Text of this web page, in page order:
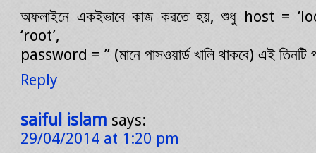
অফলাইনে একইভাবে কাজ করতে হয়, শুধু host =
‘root’,
password = ” (মানে পাসওয়ার্ড খালি থাকবে) এই তিনটি
Reply
saiful islam says:
29/04/2014 at 1:20 pm